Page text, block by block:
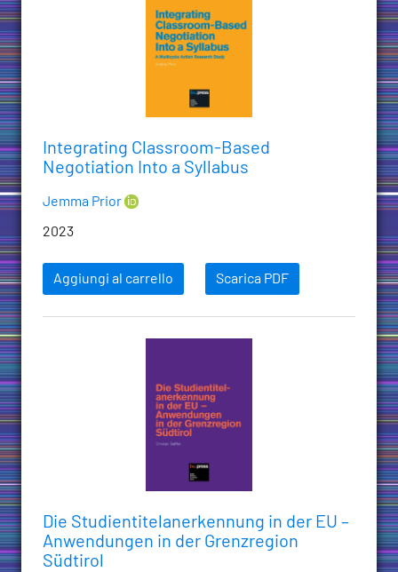
Integrating Classroom-Based
Negotiation Into a Syllabus
Jemma Prior
2023
Aggiungi al carrello Scarica PDF
Die Studientitelanerkennung in der EU –
Anwendungen in der Grenzregion
Südtirol